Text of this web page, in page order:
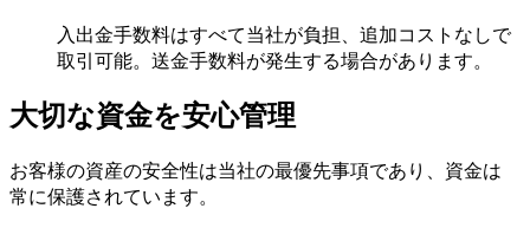
入出金手数料はすべて当社が負担、 追加コストなしで
取引可能。 送金手数料が発生する場合があります。
大切な資金を安心管理
お客様の資産の安全性は当社の最優先事項であり、 資金は
常に保護されています。